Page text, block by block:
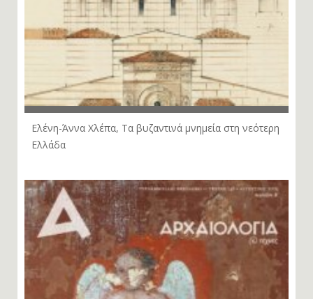
Ελένη-Άννα Χλέπα, Τα βυζαντινά μνημεία στη νεότερη
Ελλάδα